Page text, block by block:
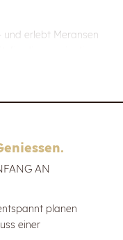
und erlebt Meransen
Lodge Margit
AN
planen
einer